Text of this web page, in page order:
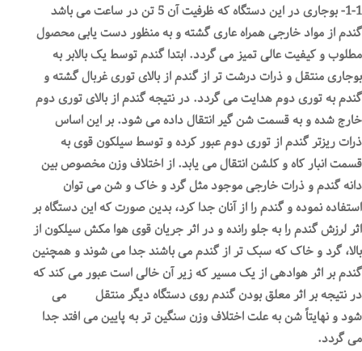
1-1- بوجاری در این دستگاه که ظرفیت آن 5 تن در ساعت می باشد
گندم از مواد خارجی همراه عاری گشته و به منظور دست یابی محصول
مطلوب و کیفیت عالی تمیز می گردد. ابتدا گندم توسط یک بالابر به
بوجاری منتقل و ذرات درشت تر از گندم از بالای توری غربال گشته و
گندم به توری دوم هدایت می گردد. در نتیجه گندم از بالای توری دوم
خارج شده و به قسمت شن گیر انتقال داده می شود. بر این اساس
ذرات ریزتر گندم از توری دوم عبور کرده و توسط سیلکون قوی به
قسمت انبار کاه و کلشن انتقال می یابد. از اختلاف وزن مخصوص بین
دانه گندم و ذرات خارجی موجود مثل گرد و خاک و شن می توان
استفاده نموده و گندم را از آنان جدا کرد، بدین صورت که این دستگاه بر
اثر لرزش گندم را به جلو رانده و در اثر جریان قوی هوا مکش سیلکون از
بالا، گرد و خاک که سبک تر از گندم می باشند جدا می شوند و همچنین
گندم بر اثر هوادهی از یک مسیر که زیر آن خالی است عبور می کند که
در نتیجه بر اثر معلق بودن گندم روی دستگاه دیگر منتقل می
شود و نهایتاً شن به علت اختلاف وزن سنگین تر به پایین می افتد جدا
می گردد.